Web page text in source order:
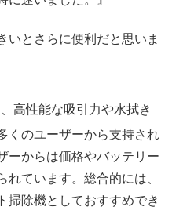
いとさらに便利だと思いま
高性能な吸引力や水拭き
くのユーザーから支持され
ーからは価格やバッテリー
ています。総合的には、
掃除機としておすすめでき